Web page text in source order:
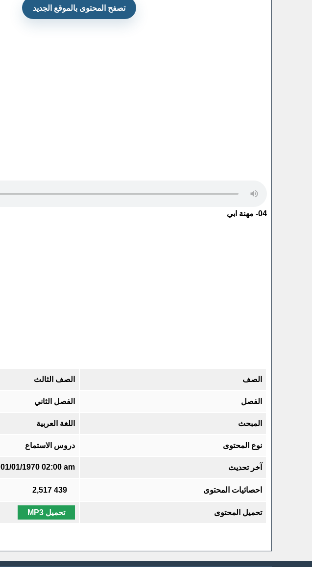
تصفح المحتوى بالموقع الجديد
04- مهنة ابي
الصف الصف الثالث
الفصل الفصل الثاني
المبحث اللغة العربية
نوع المحتوى دروس الاستماع
آخر تحديث 01/01/1970 02:00 am
احصائيات المحتوى 439
2,517
تحميل المحتوى تحميل MP3